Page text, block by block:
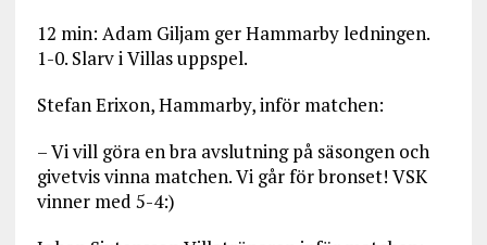
12 min: Adam Giljam ger Hammarby ledningen.
1-0. Slarv i Villas uppspel.
Stefan Erixon, Hammarby, inför matchen:
– Vi vill göra en bra avslutning på säsongen och
givetvis vinna matchen. Vi går för bronset! VSK
vinner med 5-4:)